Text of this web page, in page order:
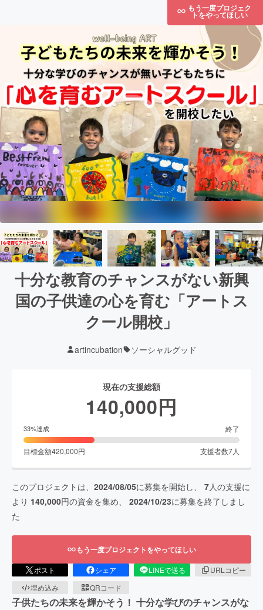
もう一度プロジェク
トをやってほしい
十分な教育のチャンスがない新興
国の子供達の心を育む「アートス
クール開校」
artincubation ソーシャルグッド
現在の支援総額
140,000円
33%達成 終了
目標金額420,000円 支援者数7人
このプロジェクトは、 2024/08/05に募集を開始し、 7人の支援に
より 140,000円の資金を集め、 2024/10/23に募集を終了しまし
た
もう一度プロジェクトをやってほしい
ポスト シェア LINEで送る
URLコピー
埋め込み
QRコード
子供たちの未来を輝かそう！ 十分な学びのチャンスがな